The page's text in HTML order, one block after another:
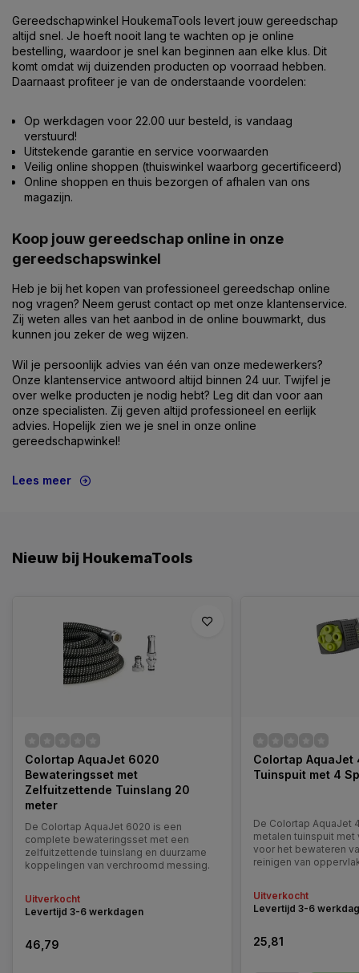
Gereedschapwinkel HoukemaTools levert jouw gereedschap
altijd snel. Je hoeft nooit lang te wachten op je online
bestelling, waardoor je snel kan beginnen aan elke klus. Dit
komt omdat wij duizenden producten op voorraad hebben.
Daarnaast profiteer je van de onderstaande voordelen:
Op werkdagen voor 22.00 uur besteld, is vandaag
verstuurd!
Uitstekende garantie en service voorwaarden
Veilig online shoppen (thuiswinkel waarborg gecertificeerd)
Online shoppen en thuis bezorgen of afhalen van ons
magazijn.
Koop jouw gereedschap online in onze
gereedschapswinkel
Heb je bij het kopen van professioneel gereedschap online
nog vragen? Neem gerust contact op met onze klantenservice.
Zij weten alles van het aanbod in de online bouwmarkt, dus
kunnen jou zeker de weg wijzen.
Wil je persoonlijk advies van één van onze medewerkers?
Onze klantenservice antwoord altijd binnen 24 uur. Twijfel je
over welke producten je nodig hebt? Leg dit dan voor aan
onze specialisten. Zij geven altijd professioneel en eerlijk
advies. Hopelijk zien we je snel in onze online
gereedschapwinkel!
Lees meer
Nieuw bij HoukemaTools
Colortap AquaJet 6020
Bewateringsset met
Zelfuitzettende Tuinslang 20
meter
De Colortap AquaJet 6020 is een
complete bewateringsset met een
zelfuitzettende tuinslang en duurzame
koppelingen van verchroomd messing.
Uitverkocht
Levertijd 3-6 werkdagen
46,79
Colortap AquaJet
Tuinspuit met 4
De Colortap AquaJet
metalen tuinspuit
voor het bewateren
reinigen van
Uitverkocht
Levertijd 3-6
25,81